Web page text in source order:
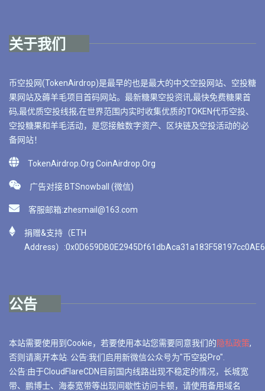
关于我们
币空投网(TokenAirdrop)是最早的也是最大的中文空投网站、空投糖
果网站及薅羊毛项目首码网站。最新糖果空投资讯,最快免费糖果首
码,最优质空投线报,在世界范围内实时收集优质的TOKEN代币空投、
空投糖果和羊毛活动，是您接触数字资产、区块链及空投活动的必
备网站！
TokenAirdrop.Org CoinAirdrop.Org
广告对接:BTSnowball (微信)
客服邮箱:zhesmail@163.com
捐赠&支持（ETH
Address）:0x0D659DB0E2945Df61dbAca31a183F58197cc0AE6
公告
本站需要使用到Cookie，若要使用本站您需要同意我们的隐私政策,
否则请离开本站. 公告:我们启用新微信公众号为"币空投Pro".
公告:由于CloudFlareCDN目前国内线路出现不稳定的情况，长城宽
带、鹏博士、海泰宽带等出现间歇性访问卡顿，请使用备用域名